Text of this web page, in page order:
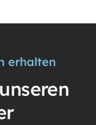
erhalten